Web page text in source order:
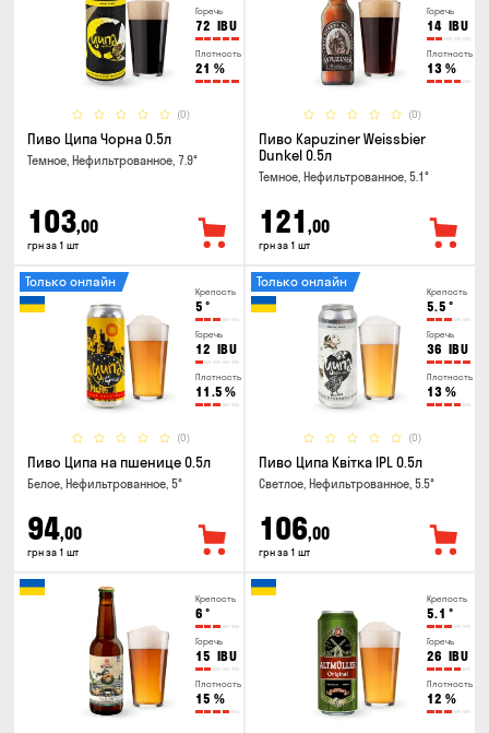
Горечь
72 IBU
Плотность
21 %
(0)
Пиво Ципа Чорна 0.5л
Темное, Нефильтрованное, 7.9°
103,00
грн за 1 шт
Горечь
14 IBU
Плотность
13 %
(0)
Пиво Kapuziner Weissbier
Dunkel 0.5л
Темное, Нефильтрованное, 5.1°
121 ,00
грн за 1 шт
Крепость
5 °
Горечь
12 IBU
Плотность
11.5 %
(0)
Только онлайн
Пиво Ципа на пшенице 0.5л
Белое, Нефильтрованное, 5°
94,00
грн за 1 шт
Крепость
5.5 °
Горечь
36 IBU
Плотность
13 %
(0)
Только онлайн
Пиво Ципа Квітка IPL 0.5л
Светлое, Нефильтрованное, 5.5°
106,00
грн за 1 шт
Крепость
6 °
Горечь
15 IBU
Плотность
15 %
Крепость
5.1 °
Горечь
26 IBU
Плотность
12 %